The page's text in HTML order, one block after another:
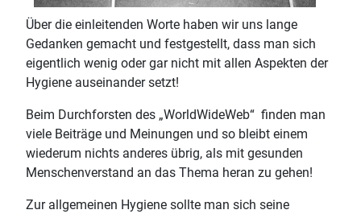
Über die einleitenden Worte haben wir uns lange
Gedanken gemacht und festgestellt, dass man sich
eigentlich wenig oder gar nicht mit allen Aspekten der
Hygiene auseinander setzt!
Beim Durchforsten des „WorldWideWeb“ finden man
viele Beiträge und Meinungen und so bleibt einem
wiederum nichts anderes übrig, als mit gesunden
Menschenverstand an das Thema heran zu gehen!
Zur allgemeinen Hygiene sollte man sich seine